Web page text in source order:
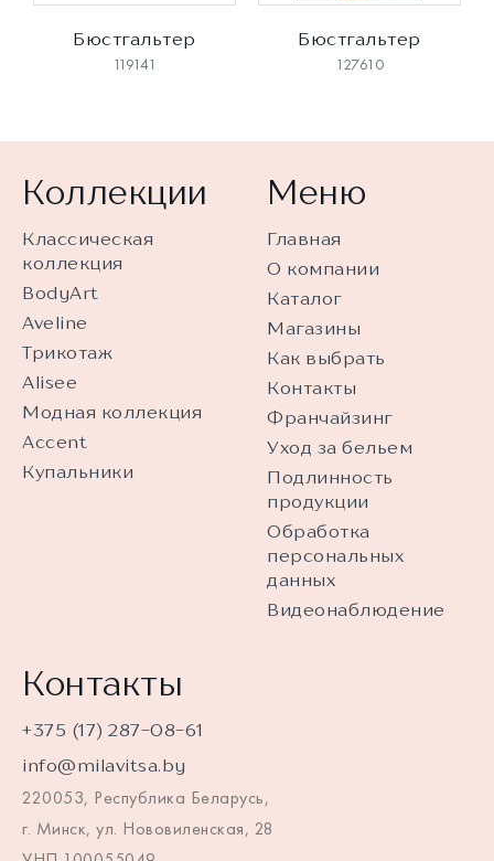
Бюстгальтер
119141
Бюстгальтер
127610
Коллекции
Классическая
коллекция
BodyArt
Aveline
Трикотаж
Alisee
Модная коллекция
Accent
Купальники
Меню
Главная
О компании
Каталог
Магазины
Как выбрать
Контакты
Франчайзинг
Уход за бельем
Подлинность
продукции
Обработка
персональных
данных
Видеонаблюдение
Контакты
+375 (17) 287-08-61
info@milavitsa.by
220053, Республика Беларусь,
г. Минск, ул. Нововиленская, 28